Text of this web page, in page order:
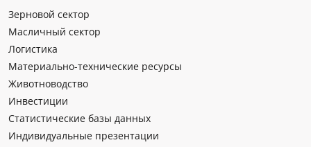
Зерновой сектор
Масличный сектор
Логистика
Материально-технические ресурсы
Животноводство
Инвестиции
Статистические базы данных
Индивидуальные презентации